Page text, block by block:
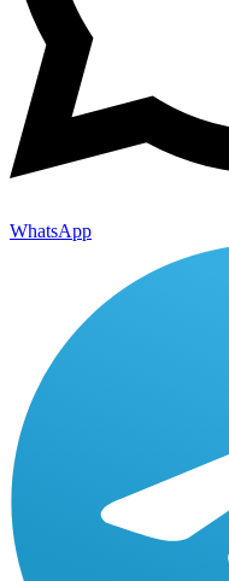
WhatsApp